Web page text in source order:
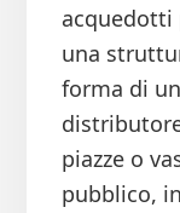
acquedotti
una
forma di
piazze o
pubblico,